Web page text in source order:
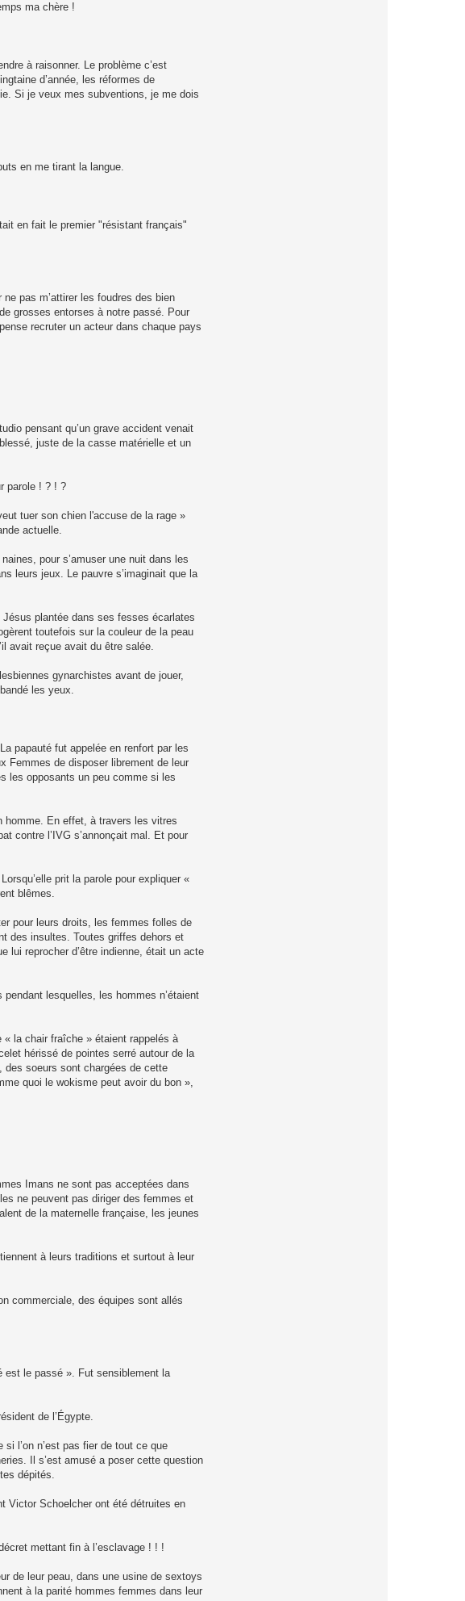
ma chère !
à raisonner. Le problème c’est
d’année, les réformes de
Si je veux mes subventions, je me dois
en me tirant la langue.
en fait le premier "résistant français"
pas m’attirer les foudres des bien
grosses entorses à notre passé. Pour
recruter un acteur dans chaque pays
pensant qu’un grave accident venait
juste de la casse matérielle et un
parole ! ? ! ?
tuer son chien l'accuse de la rage »
actuelle.
pour s’amuser une nuit dans les
leurs jeux. Le pauvre s’imaginait que la
plantée dans ses fesses écarlates
toutefois sur la couleur de la peau
avait reçue avait du être salée.
gynarchistes avant de jouer,
les yeux.
papauté fut appelée en renfort par les
Femmes de disposer librement de leur
les opposants un peu comme si les
homme. En effet, à travers les vitres
contre l’IVG s’annonçait mal. Et pour
prit la parole pour expliquer «
blêmes.
pour leurs droits, les femmes folles de
des insultes. Toutes griffes dehors et
lui reprocher d’être indienne, était un acte
lesquelles, les hommes n’étaient
la chair fraîche » étaient rappelés à
hérissé de pointes serré autour de la
des soeurs sont chargées de cette
quoi le wokisme peut avoir du bon »,
Imans ne sont pas acceptées dans
ne peuvent pas diriger des femmes et
de la maternelle française, les jeunes
à leurs traditions et surtout à leur
commerciale, des équipes sont allés
est le passé ». Fut sensiblement la
de l’Égypte.
l’on n’est pas fier de tout ce que
Il s’est amusé a poser cette question
dépités.
Victor Schoelcher ont été détruites en
mettant fin à l’esclavage ! ! !
de leur peau, dans une usine de sextoys
à la parité hommes femmes dans leur